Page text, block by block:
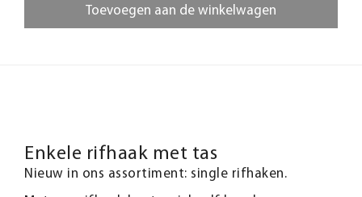
Toevoegen aan de winkelwagen
Enkele rifhaak met tas
Nieuw in ons assortiment: single rifhaken.